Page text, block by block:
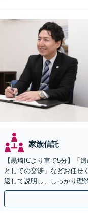
家族信託
【黒埼ICより車で5分】「
としての交渉」などお任せ
返して説明し、しっかり理
相談は無料】